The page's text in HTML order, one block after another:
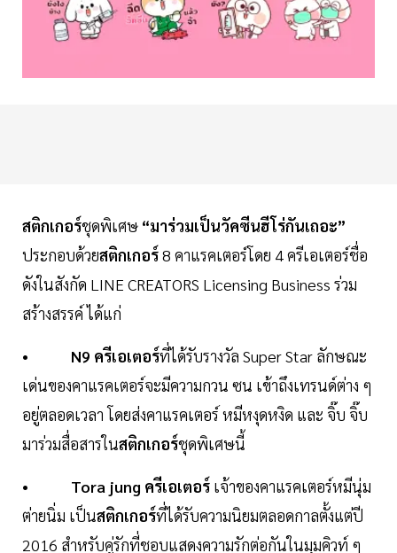
สติกเกอร์ชุดพิเศษ “มาร่วมเป็นวัคซีนฮีโร่กันเถอะ”
ประกอบด้วยสติกเกอร์8 คาแรคเตอร์โดย 4 ครีเอเตอร์ชื่อ
ดังในสังกัด LINE CREATORS Licensing Business ร่วม
สร้างสรรค์ ได้แก่
• N9 ครีเอเตอร์ที่ได้รับรางวัล Super Star ลักษณะ
เด่นของคาแรคเตอร์จะมีความกวน ซน เข้าถึงเทรนด์ต่าง ๆ
อยู่ตลอดเวลา โดยส่งคาแรคเตอร์ หมีหงุดหงิด และ จิ๊บ จิ๊บ
มาร่วมสื่อสารในสติกเกอร์ชุดพิเศษนี้
• Tora jung ครีเอเตอร์ เจ้าของคาแรคเตอร์หมีนุ่ม
ต่ายนิ่ม เป็นสติกเกอร์ที่ได้รับความนิยมตลอดกาลตั้งแต่ปี
2016 สำหรับคู่รักที่ชอบแสดงความรักต่อกันในมุมคิวท์ ๆ